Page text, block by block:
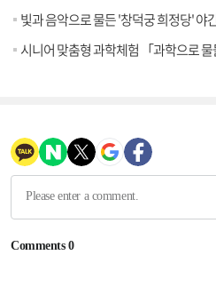
빛과 음악으로 물든 '창덕궁 희정당' 야
시니어 맞춤형 과학체험 「과학으로 물